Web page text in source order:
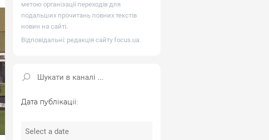
метою організації переходів для
подальших прочитань повних текстів
новин на сайті.
Відповідальні: редакція сайту focus.ua.
Дата публікації: